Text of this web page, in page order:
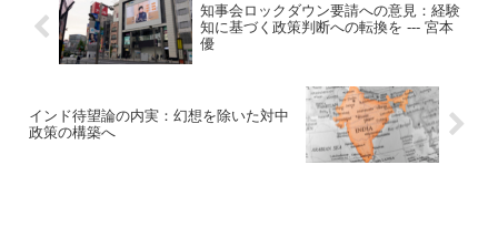
知事会ロックダウン要請への意見：経験
知に基づく政策判断への転換を --- 宮本
優
インド待望論の内実：幻想を除いた対中
政策の構築へ